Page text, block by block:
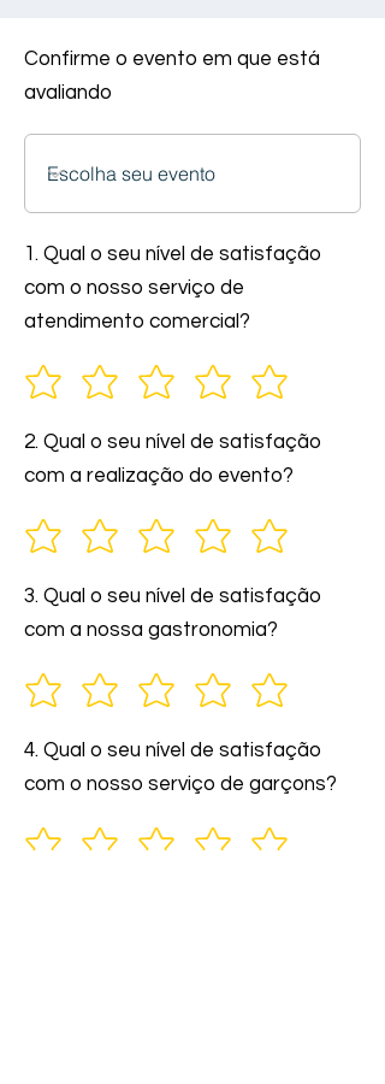
Confirme o evento em que está
avaliando
1. Qual o seu nível de satisfação
com o nosso serviço de
atendimento comercial?
2. Qual o seu nível de satisfação
com a realização do evento?
3. Qual o seu nível de satisfação
com a nossa gastronomia?
4. Qual o seu nível de satisfação
com o nosso serviço de garçons?